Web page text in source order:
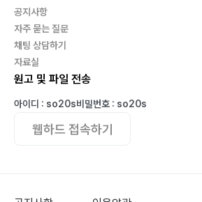
공지사항
자주 묻는 질문
채팅 상담하기
자료실
원고 및 파일 전송
아이디 : so20s비밀번호 : so20s
웹하드 접속하기